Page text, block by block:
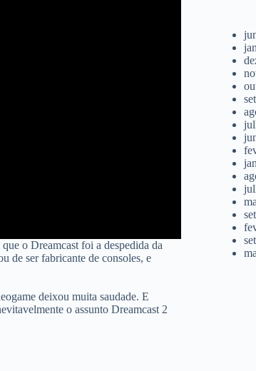
o Dreamcast foi a despedida da
de ser fabricante de consoles, e
deixou muita saudade. E
o assunto Dreamcast 2